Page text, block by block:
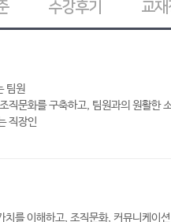
수강후기 교
팀원
직문화를 구축하고, 팀원과의 원활한
직장인
를 이해하고, 조직문화, 커뮤니케이